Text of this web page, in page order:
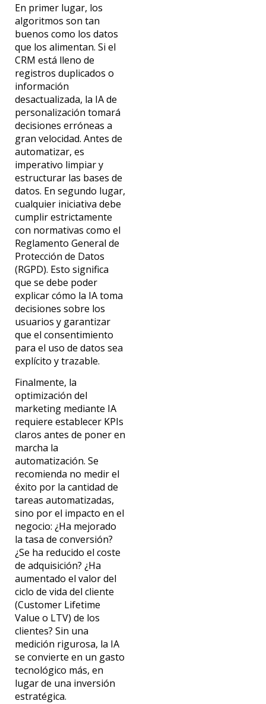
En primer lugar, los
algoritmos son tan
buenos como los datos
que los alimentan. Si el
CRM está lleno de
registros duplicados o
información
desactualizada, la IA de
personalización tomará
decisiones erróneas a
gran velocidad. Antes de
automatizar, es
imperativo limpiar y
estructurar las bases de
datos. En segundo lugar,
cualquier iniciativa debe
cumplir estrictamente
con normativas como el
Reglamento General de
Protección de Datos
(RGPD). Esto significa
que se debe poder
explicar cómo la IA toma
decisiones sobre los
usuarios y garantizar
que el consentimiento
para el uso de datos sea
explícito y trazable.
Finalmente, la
optimización del
marketing mediante IA
requiere establecer KPIs
claros antes de poner en
marcha la
automatización. Se
recomienda no medirel
éxito por la cantidad de
tareas automatizadas,
sino por el impacto en el
negocio: ¿Ha mejorado
la tasa de conversión?
¿Se ha reducido el coste
de adquisición? ¿Ha
aumentado el valor del
ciclo de vida del cliente
(Customer Lifetime
Value o LTV) de los
clientes? Sin una
medición rigurosa, la IA
se convierte en un gasto
tecnológico más, en
lugar de una inversión
estratégica.